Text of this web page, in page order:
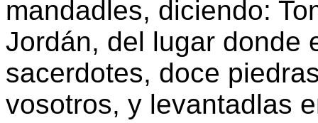
mandadles, diciendo:
Jordán, del lugar donde
sacerdotes, doce
vosotros, y levantadlas